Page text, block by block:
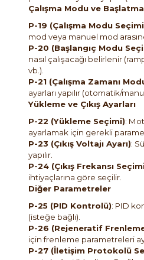
Çalışma Modu ve Başlatma
P-19 (Çalışma Modu
mod veya manuel mod
P-20 (Başlangıç Modu
nasıl çalışacağı belirlenir
vb.).
P-21 (Çalışma Zamanı
ayarları yapılır (otomatik/
Yükleme ve Çıkış Ayarları
P-22 (Yükleme Seçimi):
ayarlamak için gerekli
P-23 (Çıkış Voltajı Ayarı):
yapılır.
P-24 (Çıkış Frekansı
ihtiyaçlarına göre seçilir.
Diğer Parametreler
P-25 (PID Kontrolü): PID
(isteğe bağlı).
P-26 (Rejeneratif
için frenleme parametreleri
P-27 (İletişim Protokolü